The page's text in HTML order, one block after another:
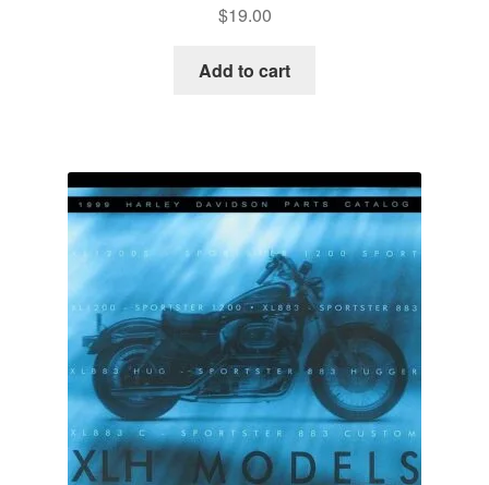
$19.00
Add to cart